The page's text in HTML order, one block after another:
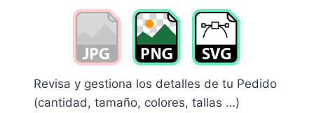
Revisa y gestiona los detalles de tu Pedido
(cantidad, tamaño, colores, tallas …)